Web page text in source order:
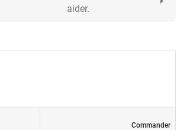
aider.
Commander